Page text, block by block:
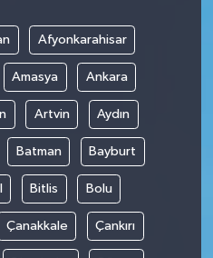
Afyonkarahisar
Amasya Ankara
Artvin Aydın
Batman Bayburt
Bitlis Bolu
Çanakkale Çankırı